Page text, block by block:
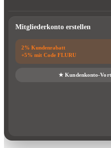
Mitgliederkonto erstellen